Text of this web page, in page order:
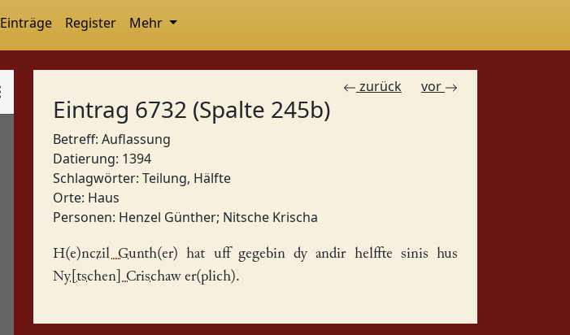
Einträge Register Mehr
zurück vor
Eintrag 6732 (Spalte 245b)
Betreff: Auflassung
Datierung: 1394
Schlagwörter: Teilung, Hälfte
Orte: Haus
Personen: Henzel Günther; Nitsche Krischa
H(e)nczil Gunth(er) hat uff gegebin dy andir helffte sinishus
Ny[tschen] Crischawer(plich).